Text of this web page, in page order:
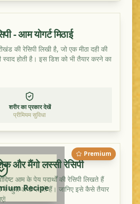
- आम योगर्ट मिठाई
की रेसिपी लिखी है, जो एक मीठा दही की
होती है। इस डिश को भी तैयार करने का
शरीर का प्रकार देखें
प्रीमियम सुविधा
Premium
Recipe
और मैंगो लस्सी रेसिपी
आम के पेय पदार्थों की रेसिपी लिखते हैं
में बहुत अच्छे लगते हैं। जानिए इसे कैसे तैयार